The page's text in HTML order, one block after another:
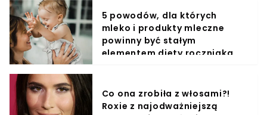
5 powodów, dla których
mleko i produkty mleczne
powinny być stałym
elementem diety roczniaka
Co ona zrobiła z włosami?!
Roxie z najodważniejszą